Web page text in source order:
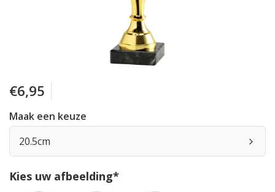
€6,95
Maak een keuze
20.5cm
Kies uw afbeelding*